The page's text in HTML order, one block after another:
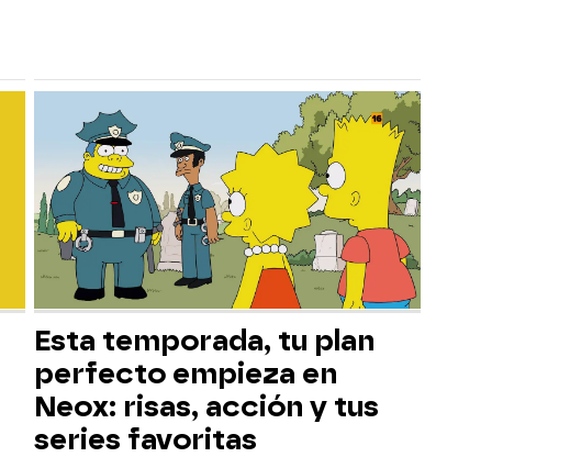
Esta temporada, tu plan
perfecto empieza en
Neox: risas, acción y tus
series favoritas